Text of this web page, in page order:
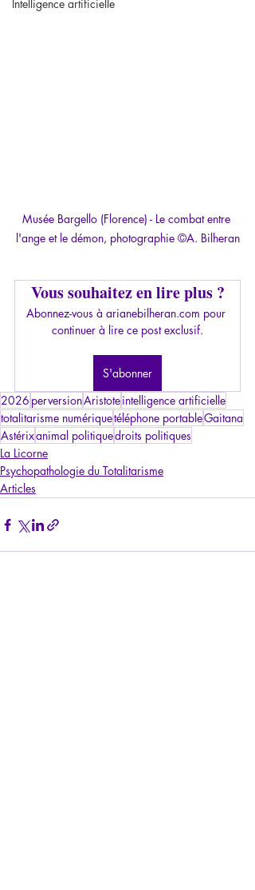
Intelligence artificielle
Musée Bargello (Florence) - Le combat entre
l'ange et le démon, photographie ©A. Bilheran
Vous souhaitez en lire plus ?
Abonnez-vous à arianebilheran.com pour
continuer à lire ce post exclusif.
S'abonner
2026 perversionAristoteintelligence artificielle
totalitarisme numériquetéléphone portableGaitana
Astérixanimal politiquedroits politiques
La Licorne
Psychopathologie du Totalitarisme
Articles